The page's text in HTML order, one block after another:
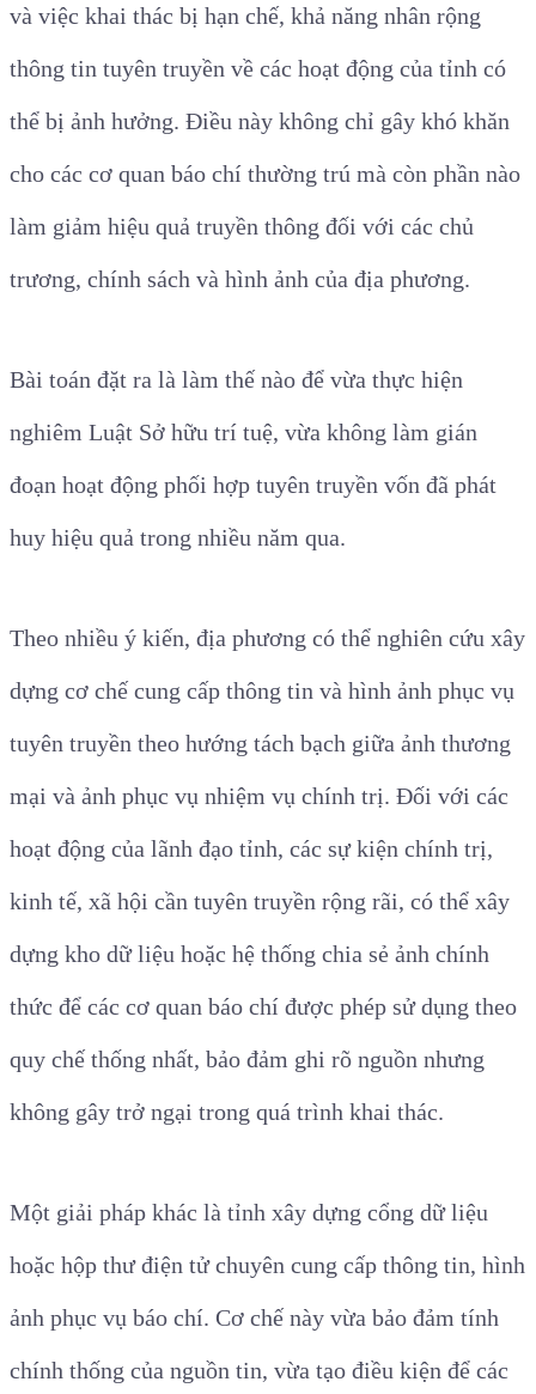
và việc khai thác bị hạn chế, khả năng nhân rộng
thông tin tuyên truyền về các hoạt động của tỉnh có
thể bị ảnh hưởng. Điều này không chỉ gây khó khăn
cho các cơ quan báo chí thường trú mà còn phần nào
làm giảm hiệu quả truyền thông đối với các chủ
trương, chính sách và hình ảnh của địa phương.
Bài toán đặt ra là làm thế nào để vừa thực hiện
nghiêm Luật Sở hữu trí tuệ, vừa không làm gián
đoạn hoạt động phối hợp tuyên truyền vốn đã phát
huy hiệu quả trong nhiều năm qua.
Theo nhiều ý kiến, địa phương có thể nghiên cứu xây
dựng cơ chế cung cấp thông tin và hình ảnh phục vụ
tuyên truyền theo hướng tách bạch giữa ảnh thương
mại và ảnh phục vụ nhiệm vụ chính trị. Đối với các
hoạt động của lãnh đạo tỉnh, các sự kiện chính trị,
kinh tế, xã hội cần tuyên truyền rộng rãi, có thể xây
dựng kho dữ liệu hoặc hệ thống chia sẻ ảnh chính
thức để các cơ quan báo chí được phép sử dụng theo
quy chế thống nhất, bảo đảm ghi rõ nguồn nhưng
không gây trở ngại trong quá trình khai thác.
Một giải pháp khác là tỉnh xây dựng cổng dữ liệu
hoặc hộp thư điện tử chuyên cung cấp thông tin, hình
ảnh phục vụ báo chí. Cơ chế này vừa bảo đảm tính
chính thống của nguồn tin, vừa tạo điều kiện để các